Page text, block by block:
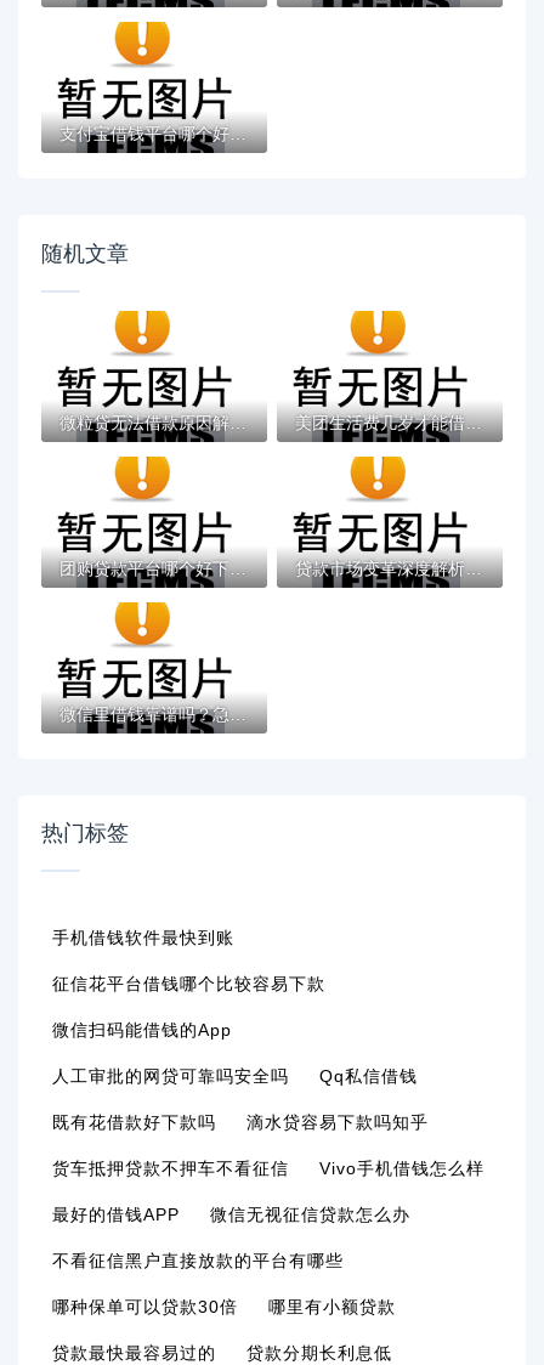
支付宝借钱平台哪个好？实测推荐这3个靠谱低...
随机文章
微粒贷无法借款原因解析：常见问题及解决办... 美团生活费几岁才能借钱？分享8个8千元无门...
团购贷款平台哪个好下款？5个支持下款到微信... 贷款市场变革深度解析：产品选择与避坑指南...
微信里借钱靠谱吗？急用钱该选哪个平台？
热门标签
手机借钱软件最快到账
征信花平台借钱哪个比较容易下款
微信扫码能借钱的app
人工审批的网贷可靠吗安全吗 Qq私信借钱
既有花借款好下款吗 滴水贷容易下款吗知乎
货车抵押贷款不押车不看征信 Vivo手机借钱怎么样
最好的借钱APP 微信无视征信贷款怎么办
不看征信黑户直接放款的平台有哪些
哪种保单可以贷款30倍 哪里有小额贷款
贷款最快最容易过的 贷款分期长利息低